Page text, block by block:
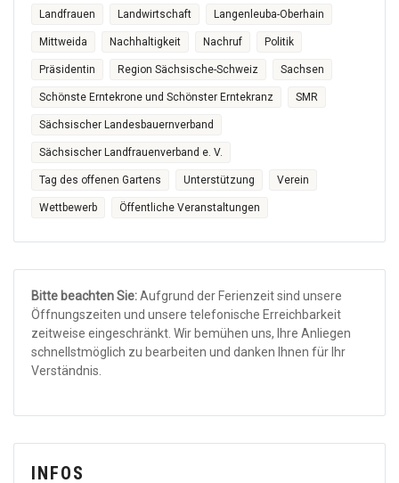
Landfrauen Landwirtschaft Langenleuba-Oberhain
Mittweida Nachhaltigkeit Nachruf Politik
Präsidentin Region Sächsische-Schweiz Sachsen
Schönste Erntekrone und Schönster Erntekranz SMR
Sächsischer Landesbauernverband
Sächsischer Landfrauenverband e. V.
Tag des offenen Gartens Unterstützung Verein
Wettbewerb Öffentliche Veranstaltungen
Bitte beachten Sie:Aufgrund der Ferienzeit sind unsere
Öffnungszeiten und unsere telefonische Erreichbarkeit
zeitweise eingeschränkt. Wir bemühen uns, Ihre Anliegen
schnellstmöglich zu bearbeiten und danken Ihnen für Ihr
Verständnis.
INFOS